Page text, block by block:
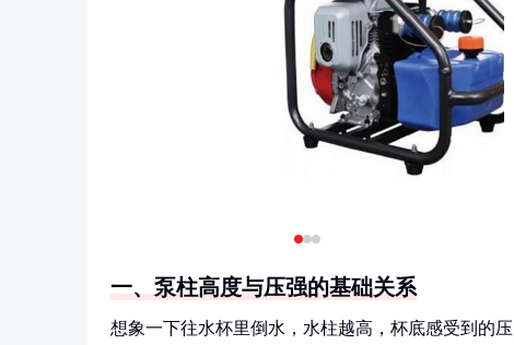
一、泵柱高度与压强的基础关系
想象一下往水杯里倒水，水柱越高，杯底感受到的